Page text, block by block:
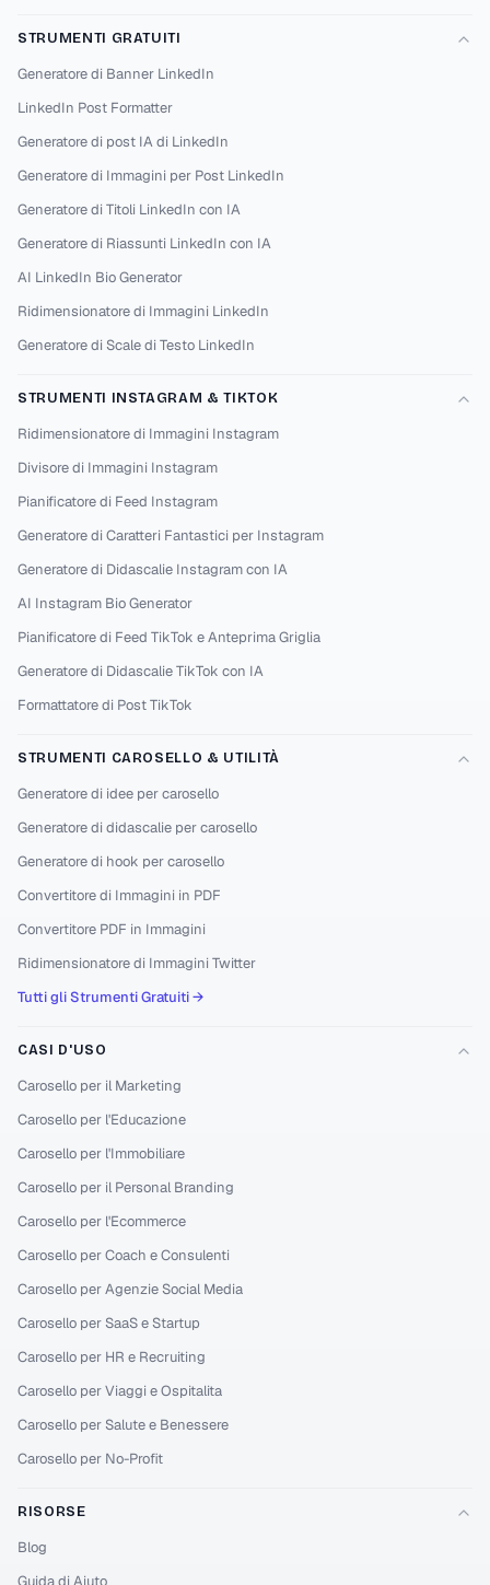
T͎y͎p͎e͎ ͎y͎o͎u͎r͎ ͎c͎a͎p͎t͎i͎o͎n͎ ͎h͎e͎r͎e͎.͎.͎.͎
MORE STYLE 43
T͓̽y͓̽p͓̽e͓̽ ͓̽y͓̽o͓̽u͓̽r͓̽ ͓̽c͓̽a͓̽p͓̽t͓̽i͓̽o͓̽n͓̽ ͓̽h͓̽e͓̽r͓̽e͓̽.͓̽.͓̽.͓̽
MORE STYLE 44
Wingdings: ❄︎
⍓︎◻︎♏︎▯︎⍓︎□︎◆︎❒︎▯︎♍︎♋︎◻︎⧫︎♓︎□︎■︎▯︎♒︎♏︎❒︎♏︎📬︎
•´¯`•. 🎀 𝒯𝓎𝓅𝑒 𝓎🌸𝓊𝓇 𝒸𝒶𝓅𝓉𝒾🍪𝓃 𝒽𝑒𝓇𝑒... 🎀 .•`¯
´•
MORE STYLE 46
MORE STYLE 47
🐑 ⋆ 🐰 🎀 𝒯𝓎𝓅𝑒 𝓎💮𝓊𝓇 𝒸𝒶𝓅𝓉𝒾💙𝓃 𝒽𝑒𝓇𝑒... 🎀
`•.,¸¸,.•´¯ 🎀 𝒯𝓎𝓅𝑒 𝓎🍩𝓊𝓇 𝒸𝒶𝓅𝓉𝒾💮𝓃 𝒽𝑒𝓇𝑒... 🎀 ¯
´•.,¸¸,.•`
MORE STYLE 49
🐐 ⋆ 🐣 🎀 𝒯𝓎𝓅𝑒 𝓎🍬𝓊𝓇 𝒸𝒶𝓅𝓉𝒾💙𝓃 𝒽𝑒𝓇𝑒... 🎀
♠🍟
MORE STYLE 51
🎉😎 𝐓ⓎＰᵉ 𝕐Ỗ𝔲ŕ ᑕⒶℙｔ丨ㄖ𝐍 ħẸⓡ
(¯´•._.• 𝕥𝓎ᵖ乇 уＯⓤᖇ Ćａ𝓟𝓉丨Øℕ ℍ𝑒ⓇẸ...
•._.•´¯)
STRUMENTI GRATUITI
Generatore di Banner LinkedIn
LinkedIn Post Formatter
Generatore di post IA di LinkedIn
Generatore di Immagini per Post LinkedIn
Generatore di Titoli LinkedIn con IA
Generatore di Riassunti LinkedIn con IA
AI LinkedIn Bio Generator
Ridimensionatore di Immagini LinkedIn
Generatore di Scale di Testo LinkedIn
STRUMENTI INSTAGRAM & TIKTOK
Ridimensionatore di Immagini Instagram
Divisore di Immagini Instagram
Pianificatore di Feed Instagram
Generatore di Caratteri Fantastici per Instagram
Generatore di Didascalie Instagram con IA
AI Instagram Bio Generator
Pianificatore di Feed TikTok e Anteprima Griglia
Generatore di Didascalie TikTok con IA
Formattatore di Post TikTok
STRUMENTI CAROSELLO & UTILITÀ
Generatore di idee per carosello
Generatore di didascalie per carosello
Generatore di hook per carosello
Convertitore di Immagini in PDF
Convertitore PDF in Immagini
Ridimensionatore di Immagini Twitter
Tutti gli Strumenti Gratuiti →
CASI D'USO
Carosello per il Marketing
Carosello per l'Educazione
Carosello per l'Immobiliare
Carosello per il Personal Branding
Carosello per l'Ecommerce
Carosello per Coach e Consulenti
Carosello per Agenzie Social Media
Carosello per SaaS e Startup
Carosello per HR e Recruiting
Carosello per Viaggi e Ospitalita
Carosello per Salute e Benessere
Carosello per No-Profit
RISORSE
Blog
Guida di Aiuto